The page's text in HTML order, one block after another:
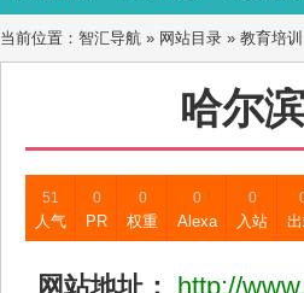
当前位置： 智汇导航 » 网站目录 » 教育培训
哈尔
51
人气
0
PR
0
权重
0
Alexa
0
入站
网站地址：
http://